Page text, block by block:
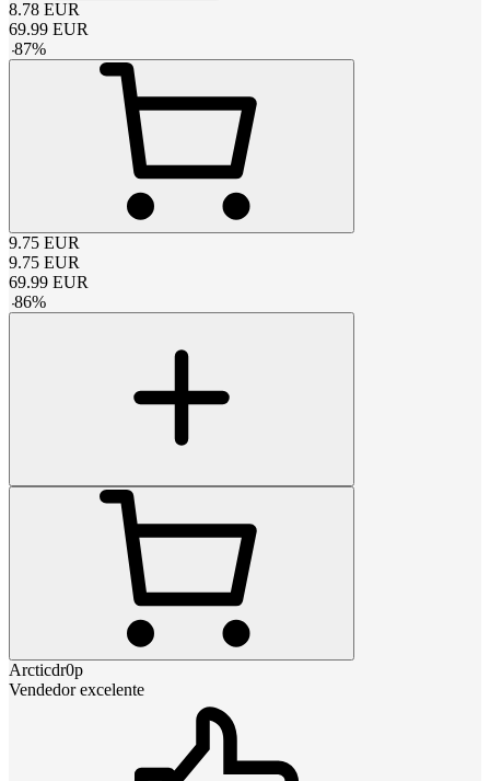
8.78 EUR
69.99 EUR
-87%
9.75 EUR
9.75 EUR
69.99 EUR
-86%
Arcticdr0p
Vendedor excelente